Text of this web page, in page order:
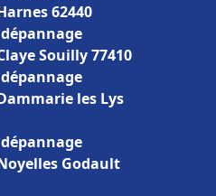
62440
Souilly 77410
les Lys
Godault